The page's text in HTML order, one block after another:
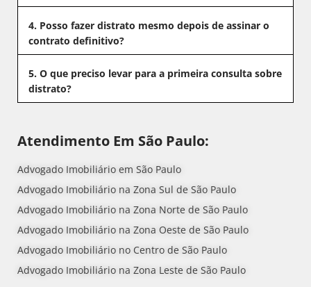
4. Posso fazer distrato mesmo depois de assinar o
contrato definitivo?
5. O que preciso levar para a primeira consulta sobre
distrato?
Atendimento Em São Paulo:
Advogado Imobiliário em São Paulo
Advogado Imobiliário na Zona Sul de São Paulo
Advogado Imobiliário na Zona Norte de São Paulo
Advogado Imobiliário na Zona Oeste de São Paulo
Advogado Imobiliário no Centro de São Paulo
Advogado Imobiliário na Zona Leste de São Paulo